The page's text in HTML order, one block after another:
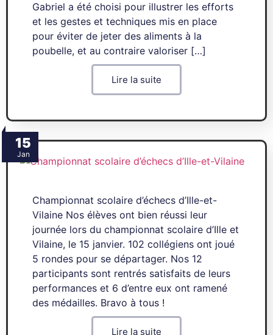
Gabriel a été choisi pour illustrer les efforts
et les gestes et techniques mis en place
pour éviter de jeter des aliments à la
poubelle, et au contraire valoriser […]
Lire la suite
15
Jan
Championnat scolaire d’échecs d’Ille-et-
Vilaine Nos élèves ont bien réussi leur
journée lors du championnat scolaire d’Ille et
Vilaine, le 15 janvier. 102 collégiens ont joué
5 rondes pour se départager. Nos 12
participants sont rentrés satisfaits de leurs
performances et 6 d’entre eux ont ramené
des médailles. Bravo à tous !
Lire la suite